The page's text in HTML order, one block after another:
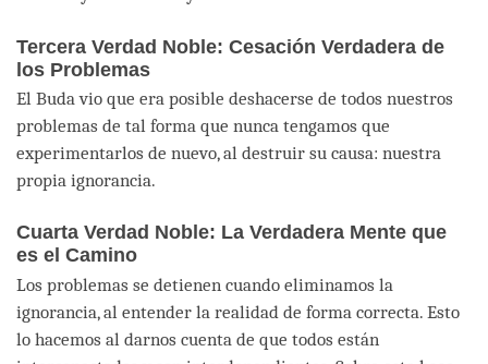
Tercera Verdad Noble: Cesación Verdadera de
los Problemas
El Buda vio que era posible deshacerse de todos nuestros
problemas de tal forma que nunca tengamos que
experimentarlos de nuevo, al destruir su causa: nuestra
propia ignorancia.
Cuarta Verdad Noble: La Verdadera Mente que
es el Camino
Los problemas se detienen cuando eliminamos la
ignorancia, al entender la realidad de forma correcta. Esto
lo hacemos al darnos cuenta de que todos están